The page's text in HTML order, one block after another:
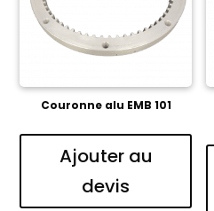
Couronne alu EMB 101
Ajouter au
devis